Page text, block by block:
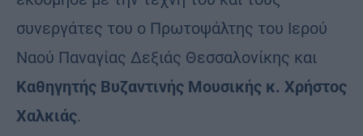
συνεργάτες του ο Πρωτοψάλτης του Ιερού
Ναού Παναγίας Δεξιάς Θεσσαλονίκης και
Καθηγητής Βυζαντινής Μουσικής κ. Χρήστος
Χαλκιάς.